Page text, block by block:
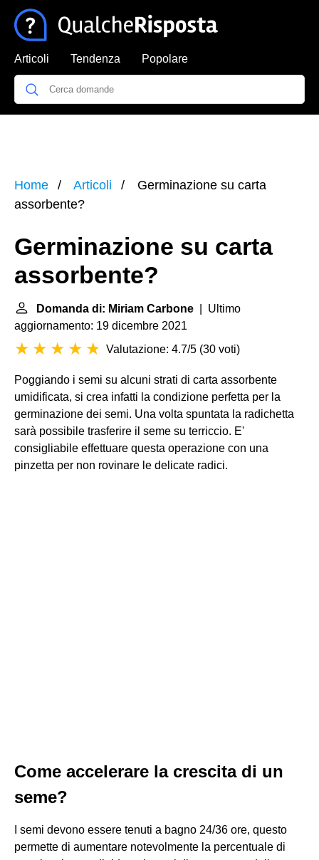
Articoli Tendenza Popolare
Home Articoli
Germinazione su carta
assorbente?
Germinazione su carta
assorbente?
Domanda di: Miriam Carbone | Ultimo
aggiornamento: 19 dicembre 2021
Valutazione: 4.7/5 (30 voti)
Poggiando i semi su alcuni strati di carta assorbente
umidificata, si crea infatti la condizione perfetta per la
germinazione dei semi. Una volta spuntata la radichetta
sarà possibile trasferire il seme su terriccio. E'
consigliabile effettuare questa operazione con una
pinzetta per non rovinare le delicate radici.
Come accelerare la crescita di un
seme?
I semi devono essere tenuti a bagno 24/36 ore, questo
permette di aumentare notevolmente la percentuale di